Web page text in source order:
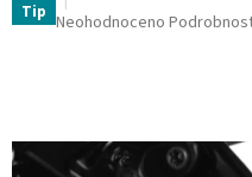
Tip Průměrné
Neohodnoceno